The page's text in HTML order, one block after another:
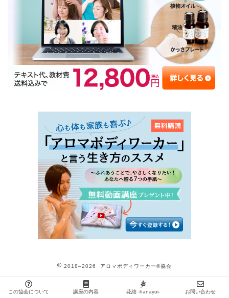
2018–2026 アロマボディワーカー®協会
この協会について 講座の内容 花結 -hanayui- お問い合わせ